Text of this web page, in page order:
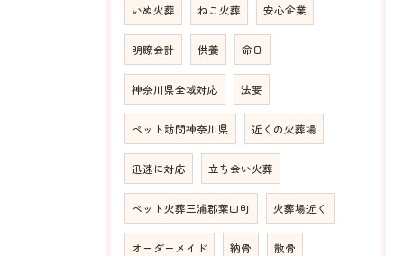
いぬ火葬 ねこ火葬 安心企業
明瞭会計 供養 命日
神奈川県全域対応 法要
ペット訪問神奈川県 近くの火葬場
迅速に対応 立ち会い火葬
ペット火葬三浦郡葉山町 火葬場近く
オーダーメイド 納骨 散骨